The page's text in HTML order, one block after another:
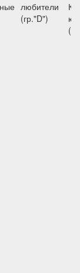
любители
(гр."D")